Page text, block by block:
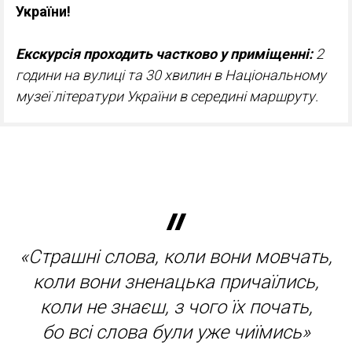
України!
Екскурсія проходить частково у приміщенні: 2
години на вулиці та 30 хвилин в Національному
музеї літератури України в середині маршруту.
«Страшні слова, коли вони мовчать,
коли вони зненацька причаїлись,
коли не знаєш, з чого їх почать,
бо всі слова були уже чиїмись»